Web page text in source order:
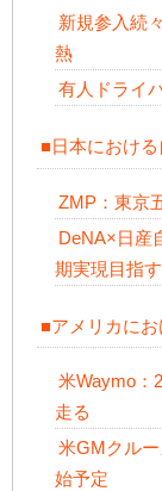
新規参入続
熱
有人ドライ
■日本におけ
ZMP：東京
DeNA×日産
期実現目指す
■アメリカに
米Waymo
走る
米GMクル
始予定